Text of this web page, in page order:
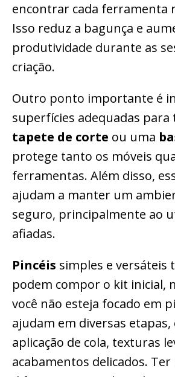
encontrar cada ferramenta
Isso reduz a bagunça e
produtividade durante as
criação.
Outro ponto importante é
superfícies adequadas
tapete de corte ou uma
protege tanto os móveis
ferramentas. Além disso,
ajudam a manter um
seguro, principalmente ao
afiadas.
Pincéis simples e versáteis
podem compor o kit inicial,
você não esteja focado em
ajudam em diversas etapas,
aplicação de cola, texturas
acabamentos delicados. Ter